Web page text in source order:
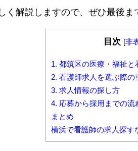
解説しますので、ぜひ最後ま
目次 [非
1. 都筑区の医療・福祉と
2. 看護師求人を選ぶ際の
3. 求人情報の探し方
4. 応募から採用までの流
まとめ
横浜で看護師の求人探す